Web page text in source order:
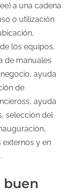
a una cadena
o utilización
los equipos,
de manuales
ayuda
de
ayuda
selección del
externos y en
buen